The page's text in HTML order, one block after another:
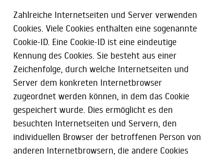
Zahlreiche Internetseiten und Server verwenden
Cookies. Viele Cookies enthalten eine sogenannte
Cookie-ID. Eine Cookie-ID ist eine eindeutige
Kennung des Cookies. Sie besteht aus einer
Zeichenfolge, durch welche Internetseiten und
Server dem konkreten Internetbrowser
zugeordnet werden können, in dem das Cookie
gespeichert wurde. Dies ermöglicht es den
besuchten Internetseiten und Servern, den
individuellen Browser der betroffenen Person von
anderen Internetbrowsern, die andere Cookies